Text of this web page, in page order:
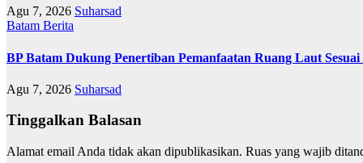
Agu 7, 2026 Suharsad
Batam Berita
BP Batam Dukung Penertiban Pemanfaatan Ruang Laut
Agu 7, 2026 Suharsad
Tinggalkan Balasan
Alamat email Anda tidak akan dipublikasikan. Ruas yang wajib